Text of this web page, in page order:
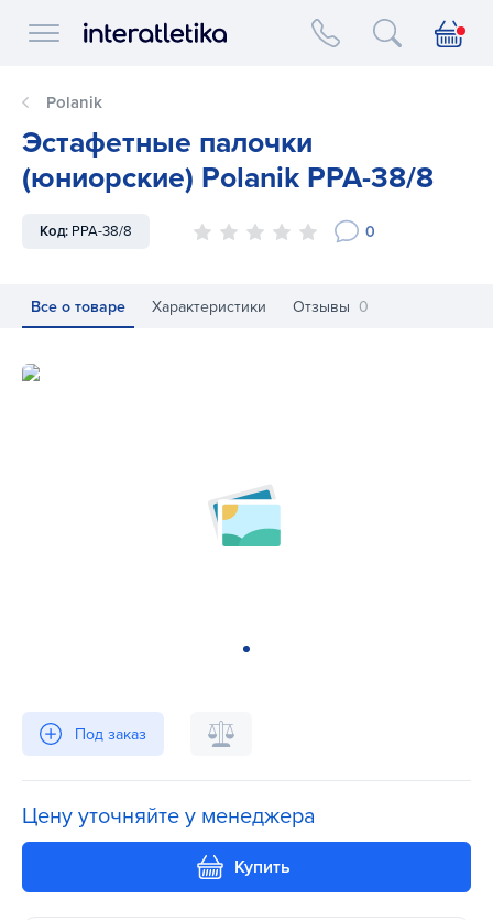
Interatletika logo
Polanik
Эстафетные палочки
(юниорские) Polanik PPA-38/8
Код: PPA-38/8 0
Все о товаре Характеристики Отзывы 0
Эстафетные палочки (юниорские) Polanik PPA-38/8
Под заказ
Цену уточняйте у менеджера
Купить